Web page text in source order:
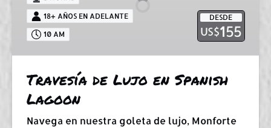
Spanish
Lagoon
DESDE
US$155
18+ AÑOS EN ADELANTE
10 AM
Travesía de Lujo en Spanish
Lagoon
Navega en nuestra goleta de lujo, Monforte